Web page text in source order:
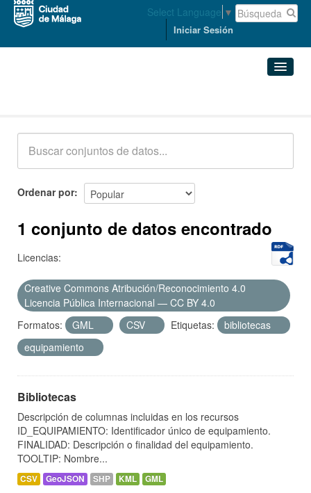
Select Language ▼
Iniciar Sesión
Acerca de
Ordenar por
1 conjunto de datos encontrado
Licencias:
Creative Commons Atribución/Reconocimiento 4.0
Licencia Pública Internacional — CC BY 4.0
Formatos:
GML CSV Etiquetas:
bibliotecas
equipamiento
Bibliotecas
Descripción de columnas incluidas en los recursos
ID_EQUIPAMIENTO: Identificador único de equipamiento.
FINALIDAD: Descripción o finalidad del equipamiento.
TOOLTIP: Nombre...
CSV GeoJSON SHP KML GML